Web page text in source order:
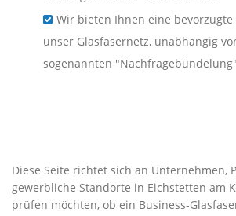
Wir bieten Ihnen eine
unser Glasfasernetz, unabhängig
sogenannten
Diese Seite richtet sich an Unternehmen,
gewerbliche Standorte in Eichstetten am
prüfen möchten, ob ein Business-